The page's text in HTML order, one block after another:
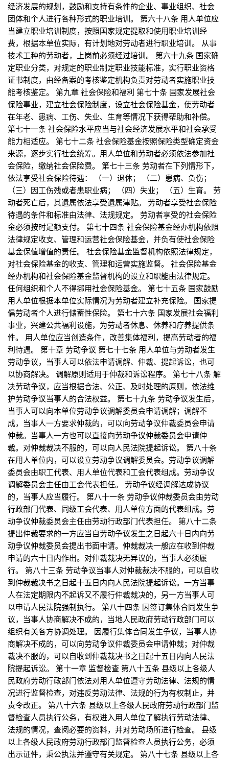
经济发展的规划，鼓励和支持有条件的企业、事业组织、社会
团体和个人进行各种形式的职业培训。 第六十八条 用人单位应
当建立职业培训制度，按照国家规定提取和使用职业培训经
费，根据本单位实际，有计划地对劳动者进行职业培训。 从事
技术工种的劳动者，上岗前必须经过培训。 第六十九条 国家确
定职业分类，对规定的职业制定职业技能标准，实行职业资格
证书制度，由经备案的考核鉴定机构负责对劳动者实施职业技
能考核鉴定。 第九章 社会保险和福利 第七十条 国家发展社会
保险事业，建立社会保险制度，设立社会保险基金，使劳动者
在年老、患病、工伤、失业、生育等情况下获得帮助和补偿。
第七十一条 社会保险水平应当与社会经济发展水平和社会承受
能力相适应。 第七十二条 社会保险基金按照保险类型确定资金
来源，逐步实行社会统筹。用人单位和劳动者必须依法参加社
会保险，缴纳社会保险费。 第七十三条 劳动者在下列情形下，
依法享受社会保险待遇： （一）退休； （二）患病、负伤；
（三）因工伤残或者患职业病； （四）失业； （五）生育。 劳
动者死亡后，其遗属依法享受遗属津贴。 劳动者享受社会保险
待遇的条件和标准由法律、法规规定。 劳动者享受的社会保险
金必须按时足额支付。 第七十四条 社会保险基金经办机构依照
法律规定收支、管理和运营社会保险基金，并负有使社会保险
基金保值增值的责任。 社会保险基金监督机构依照法律规定，
对社会保险基金的收支、管理和运营实施监督。 社会保险基金
经办机构和社会保险基金监督机构的设立和职能由法律规定。
任何组织和个人不得挪用社会保险基金。 第七十五条 国家鼓励
用人单位根据本单位实际情况为劳动者建立补充保险。 国家提
倡劳动者个人进行储蓄性保险。 第七十六条 国家发展社会福利
事业，兴建公共福利设施，为劳动者休息、休养和疗养提供条
件。 用人单位应当创造条件，改善集体福利，提高劳动者的福
利待遇。 第十章 劳动争议 第七十七条 用人单位与劳动者发生
劳动争议，当事人可以依法申请调解、仲裁、提起诉讼，也可
以协商解决。 调解原则适用于仲裁和诉讼程序。 第七十八条 解
决劳动争议，应当根据合法、公正、及时处理的原则，依法维
护劳动争议当事人的合法权益。 第七十九条 劳动争议发生后，
当事人可以向本单位劳动争议调解委员会申请调解；调解不
成，当事人一方要求仲裁的，可以向劳动争议仲裁委员会申请
仲裁。当事人一方也可以直接向劳动争议仲裁委员会申请仲
裁。对仲裁裁决不服的，可以向人民法院提起诉讼。 第八十条
在用人单位内，可以设立劳动争议调解委员会。劳动争议调解
委员会由职工代表、用人单位代表和工会代表组成。劳动争议
调解委员会主任由工会代表担任。 劳动争议经调解达成协议
的，当事人应当履行。 第八十一条 劳动争议仲裁委员会由劳动
行政部门代表、同级工会代表、用人单位方面的代表组成。劳
动争议仲裁委员会主任由劳动行政部门代表担任。 第八十二条
提出仲裁要求的一方应当自劳动争议发生之日起六十日内向劳
动争议仲裁委员会提出书面申请。仲裁裁决一般应在收到仲裁
申请的六十日内作出。对仲裁裁决无异议的，当事人必须履
行。 第八十三条 劳动争议当事人对仲裁裁决不服的，可以自收
到仲裁裁决书之日起十五日内向人民法院提起诉讼。一方当事
人在法定期限内不起诉又不履行仲裁裁决的，另一方当事人可
以申请人民法院强制执行。 第八十四条 因签订集体合同发生争
议，当事人协商解决不成的，当地人民政府劳动行政部门可以
组织有关各方协调处理。 因履行集体合同发生争议，当事人协
商解决不成的，可以向劳动争议仲裁委员会申请仲裁；对仲裁
裁决不服的，可以自收到仲裁裁决书之日起十五日内向人民法
院提起诉讼。 第十一章 监督检查 第八十五条 县级以上各级人
民政府劳动行政部门依法对用人单位遵守劳动法律、法规的情
况进行监督检查，对违反劳动法律、法规的行为有权制止，并
责令改正。 第八十六条 县级以上各级人民政府劳动行政部门监
督检查人员执行公务，有权进入用人单位了解执行劳动法律、
法规的情况，查阅必要的资料，并对劳动场所进行检查。 县级
以上各级人民政府劳动行政部门监督检查人员执行公务，必须
出示证件，秉公执法并遵守有关规定。 第八十七条 县级以上各